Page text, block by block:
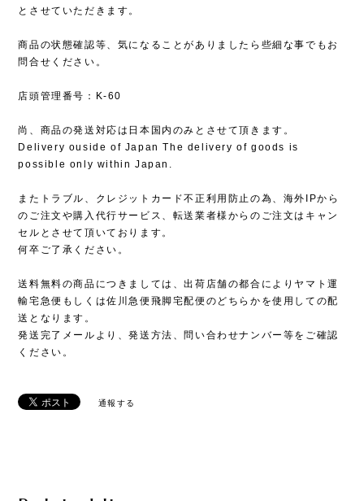
とさせていただきます。
商品の状態確認等、気になることがありましたら些細な事でもお
問合せください。
店頭管理番号：K-60
尚、商品の発送対応は日本国内のみとさせて頂きます。
Delivery ouside of Japan The delivery of goods is
possible only within Japan.
またトラブル、クレジットカード不正利用防止の為、海外IPから
のご注文や購入代行サービス、転送業者様からのご注文はキャン
セルとさせて頂いております。
何卒ご了承ください。
送料無料の商品につきましては、出荷店舗の都合によりヤマト運
輸宅急便もしくは佐川急便飛脚宅配便のどちらかを使用しての配
送となります。
発送完了メールより、発送方法、問い合わせナンバー等をご確認
ください。
通報する